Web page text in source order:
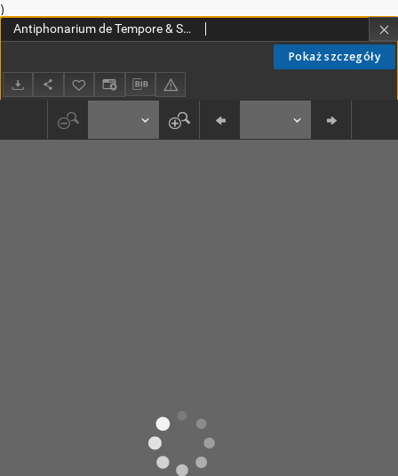
)
Pokaż szczegóły
Antiphonarium de Tempore & Sanctis, juxta ritum Sacri Ordinis Praedicatorum [...]